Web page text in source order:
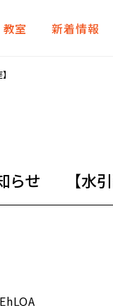
教室 新着情報
らせ 【水引